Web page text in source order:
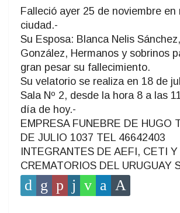
Falleció ayer 25 de noviembre en
ciudad.-
Su Esposa: Blanca Nelis
González, Hermanos y sobrinos
gran pesar su fallecimiento.
Su velatorio se realiza en 18 de
Sala Nº 2, desde la hora 8 a las
día de hoy.-
EMPRESA FUNEBRE DE HUGO
DE JULIO 1037 TEL 46642403
INTEGRANTES DE AEFI, CETI Y
CREMATORIOS DEL URUGUAY